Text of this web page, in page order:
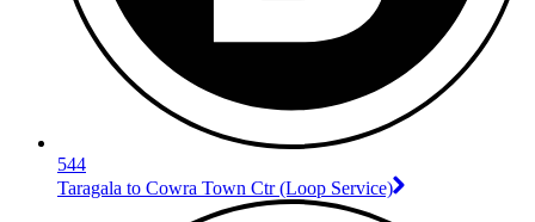
544
Taragala to Cowra Town Ctr (Loop Service)